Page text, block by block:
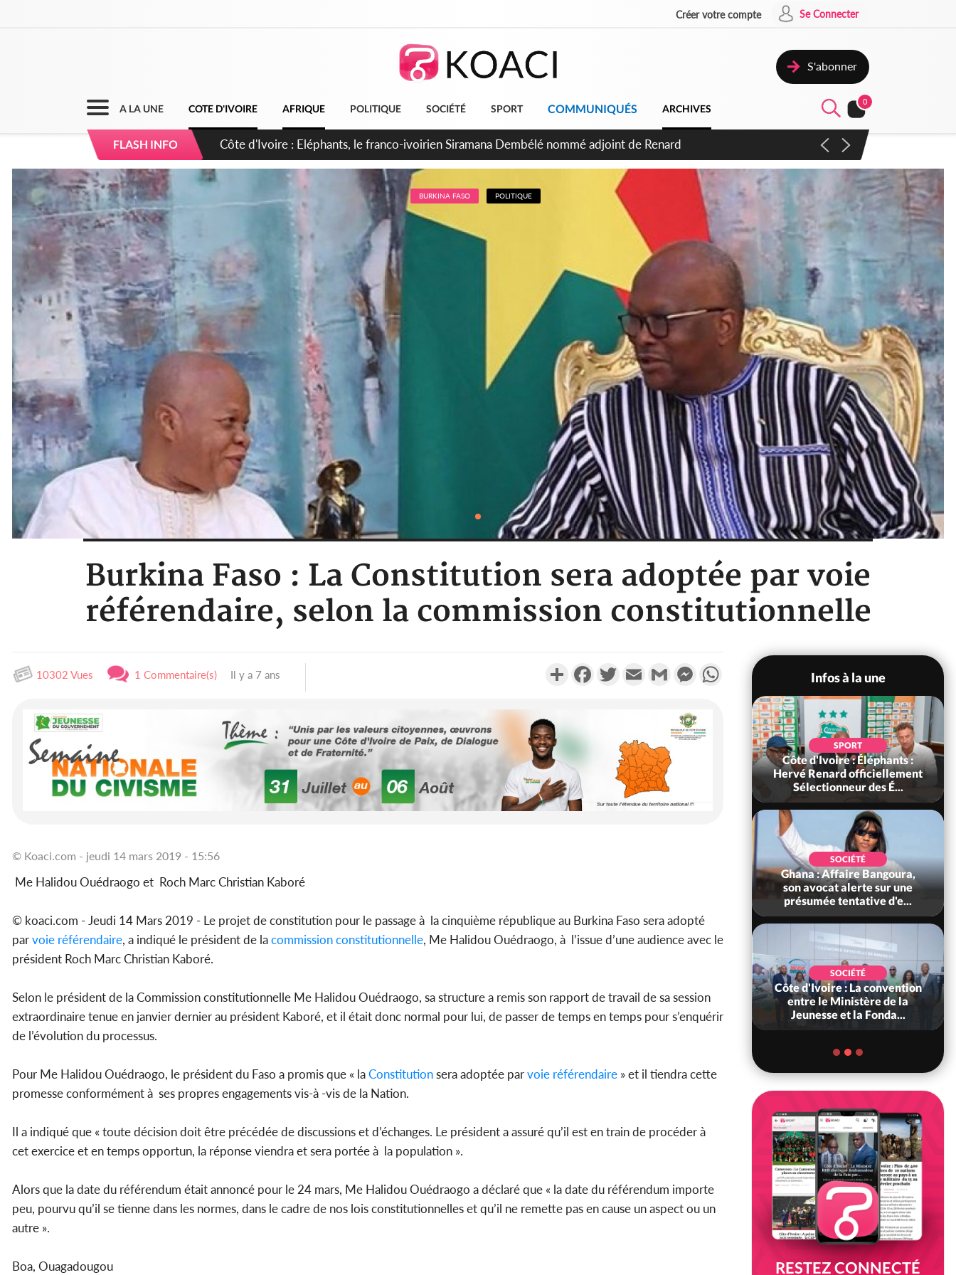
Créer votre compte Se Connecter
S'abonner
A LA UNE COTE D'IVOIRE AFRIQUE POLITIQUE SOCIÉTÉ SPORT COMMUNIQUÉS ARCHIVES
0
FLASH INFO Cameroun : 5 combattants séparatistes neutralisés, le Mindef dément les rumeurs d'exactions des civils
BURKINA FASO POLITIQUE
Burkina Faso : La Constitution sera adoptée par voie
référendaire, selon la commission constitutionnelle
10302 Vues 1 Commentaire(s) Il y a 7 ans PartagerFacebookTwitterEmail Gmail MessengerWhatsApp
© Koaci.com - jeudi 14 mars 2019 - 15:56
Me Halidou Ouédraogo et Roch Marc Christian Kaboré
© koaci.com - Jeudi 14 Mars 2019 - Le projet de constitution pour le passage à la cinquième république au Burkina Faso sera adopté
parvoie référendaire, a indiqué le président de lacommission constitutionnelle, Me Halidou Ouédraogo, à l’issue d’une audience avec le
président Roch Marc Christian Kaboré.
Selon le président de la Commission constitutionnelle Me Halidou Ouédraogo, sa structure a remis son rapport de travail de sa session
extraordinaire tenue en janvier dernier au président Kaboré, et il était donc normal pour lui, de passer de temps en temps pour s’enquérir
de l’évolution du processus.
Pour Me Halidou Ouédraogo, le président du Faso a promis que « laConstitutionsera adoptée parvoie référendaire » et il tiendra cette
promesse conformément à ses propres engagements vis-à -vis de la Nation.
Il a indiqué que « toute décision doit être précédée de discussions et d’échanges. Le président a assuré qu’il est en train de procéder à
cet exercice et en temps opportun, la réponse viendra et sera portée à la population ».
Alors que la date du référendum était annoncé pour le 24 mars, Me Halidou Ouédraogo a déclaré que « la date du référendum importe
peu, pourvu qu’il se tienne dans les normes, dans le cadre de nos lois constitutionnelles et qu’il ne remette pas en cause un aspect ou un
autre ».
Boa, Ouagadougou
Infos à la une
POLITIQUE
Côte d'Ivoire : Violences
tragiques à Kossandji (Mé)
ayant fait 03 morts, A...
2026, le discours très attendu
du PR Alassane...
SPORT
Côte d'Ivoire : Éléphants :
Hervé Renard officiellement
Sélectionneur des É...
SOCIÉTÉ
Ghana : Affaire Bangoura,
son avocat alerte sur une
présumée tentative d'e...
SOCIÉTÉ
Côte d'Ivoire : La convention
entre le Ministère de la
Jeunesse et la Fonda...
RESTEZ CONNECTÉ